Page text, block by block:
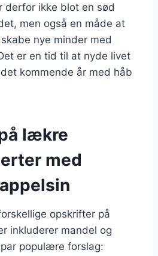
derfor ikke blot en sød
men også en måde at
nye minder med
er en tid til at nyde livet
kommende år med håb
lækre
med
opskrifter på
inkluderer mandel og
populære forslag: